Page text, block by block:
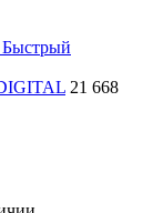
Быстрый
21 668